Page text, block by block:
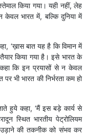
किया गया। यही नहीं, लेह
भारत में, बल्कि दुनिया में
‘ख़ास बात यह है कि विमान में
किया गया है। इसे भारत के
कहा कि इन प्रयासों से न केवल
भी भारत की निर्भरता कम हो
हुये कहा, ‘मैं इस बड़े कार्य से
स्थित भारतीय पेट्रोलियम
उड़ाने की तकनीक को संभव कर